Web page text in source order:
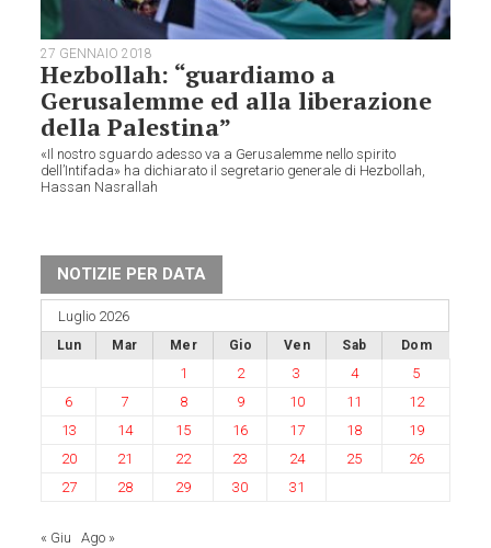
27 GENNAIO 2018
Hezbollah: “guardiamo a
Gerusalemme ed alla liberazione
della Palestina”
«Il nostro sguardo adesso va a Gerusalemme nello spirito
dell’Intifada» ha dichiarato il segretario generale di Hezbollah,
Hassan Nasrallah
NOTIZIE PER DATA
Luglio 2026
Lun Mar Mer Gio Ven Sab Dom
1 2 3 4
5
6
7 8 9 10 11
12
13
14 15 16 17 18
19
20
21 22 23 24 25
26
27
28 29 30 31
« Giu Ago »